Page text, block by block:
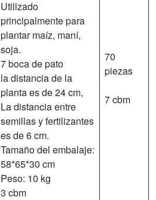
Utilizado
principalmente para
plantar maíz, maní,
soja.
7 boca de pato
la distancia de la
planta es de 24 cm,
La distancia entre
semillas y fertilizantes
es de 6 cm.
Tamaño del embalaje:
58*65*30 cm
Peso: 10 kg
3 cbm
70
piezas
7 cbm